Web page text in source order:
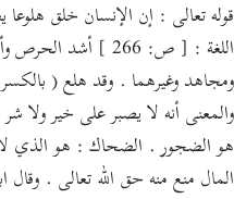
قوله تعالى : إن الإنسان خلق
اللغة : [ ص: 266 ]
ومجاهد وغيرهما . وقد هلع (
والمعنى أنه لا يصبر على خير ولا
هو الضجور . الضحاك : هو الذي
المال منع منه حق الله تعالى .